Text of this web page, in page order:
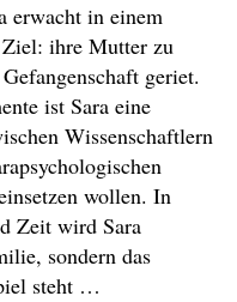
erwacht in einem
ihre Mutter zu
geriet.
ist Sara eine
Wissenschaftlern
wollen. In
Zeit wird Sara
sondern das
steht …